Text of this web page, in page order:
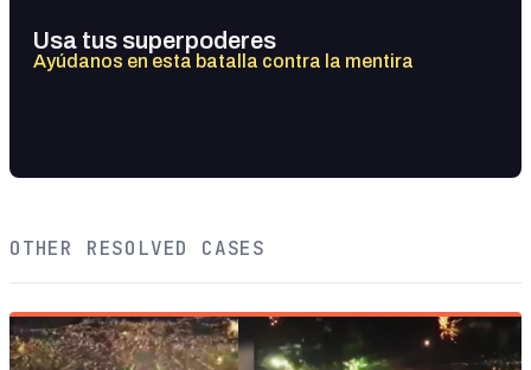
Usa tus superpoderes
Ayúdanos en esta batalla contra la mentira
OTHER RESOLVED CASES